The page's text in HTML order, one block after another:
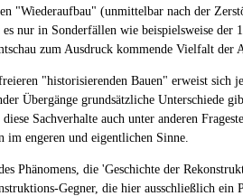
"Wiederaufbau" (unmittelbar nach der
nur in Sonderfällen wie beispielsweise
zum Ausdruck kommende Vielfalt der
"historisierenden Bauen" erweist sich
Übergänge grundsätzliche Unterschiede
Sachverhalte auch unter anderen
engeren und eigentlichen Sinne.
Phänomens, die 'Geschichte der
Gegner, die hier ausschließlich ein